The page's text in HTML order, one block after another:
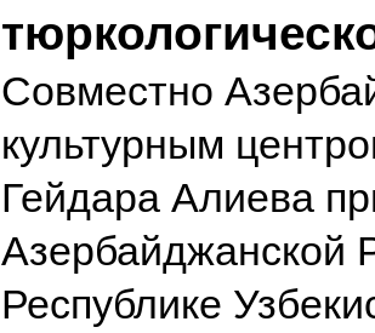
Совместно
культурным
Гейдара Алиева
Азербайджанской
Республике